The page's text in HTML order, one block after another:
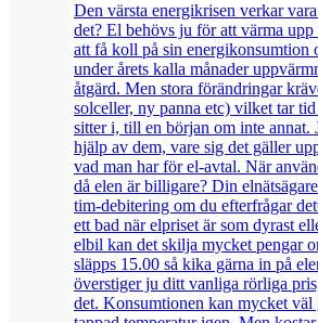
Den värsta energikrisen verkar
det? El behövs ju för att värma
att få koll på sin energikonsumtion
under årets kalla månader
åtgärd. Men stora förändringar
solceller, ny panna etc) vilket tar
sitter i, till en början om inte annat.
hjälp av dem, vare sig det gäller
vad man har för el-avtal. När
då elen är billigare? Din
tim-debitering om du efterfrågar
ett bad när elpriset är som dyrast
elbil kan det skilja mycket pengar
släpps 15.00 så kika gärna in på
överstiger ju ditt vanliga rörliga
det. Konsumtionen kan mycket väl